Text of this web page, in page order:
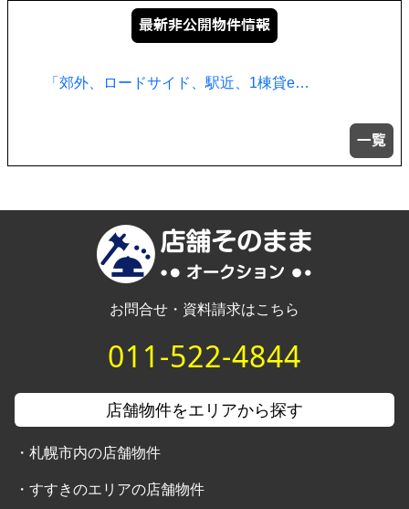
「郊外、ロードサイド、駅近、1棟貸e…
お問合せ・資料請求はこちら
011-522-4844
店舗物件をエリアから探す
・ 札幌市内の店舗物件
・ すすきのエリアの店舗物件